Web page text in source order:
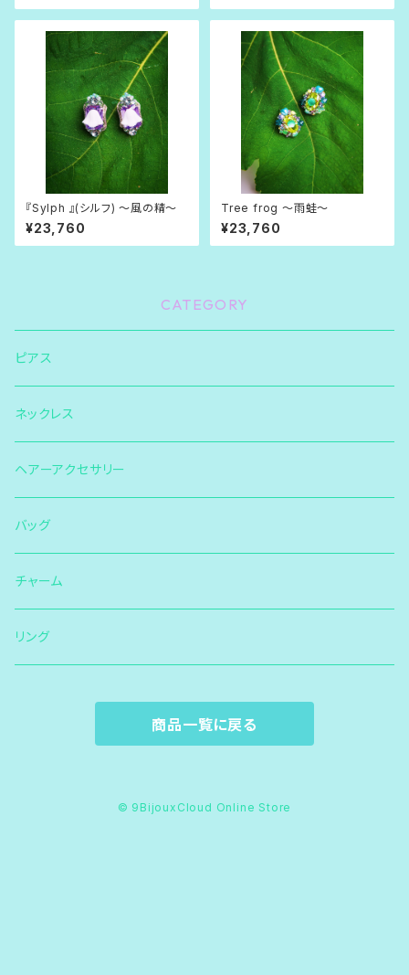
『Sylph 』(シルフ) 〜風の精〜
¥23,760
Tree frog 〜雨蛙〜
¥23,760
CATEGORY
ピアス
ネックレス
ヘアーアクセサリー
バッグ
チャーム
リング
商品一覧に戻る
© 9BijouxCloud Online Store